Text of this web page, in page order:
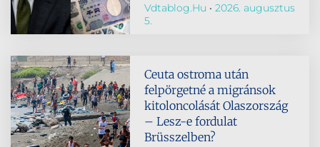
Vdtablog.hu
2026. augusztus
5.
Ceuta ostroma után
felpörgetné a migránsok
kitoloncolását Olaszország
– Lesz-e fordulat
Brüsszelben?